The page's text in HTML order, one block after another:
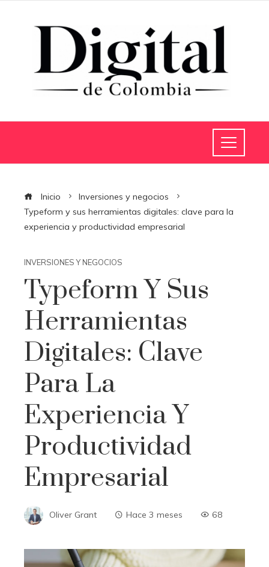
Inicio
Inversiones y negocios
Typeform y sus herramientas digitales: clave para la
experiencia y productividad empresarial
INVERSIONES Y NEGOCIOS
Typeform Y Sus
Herramientas
Digitales: Clave
Para La
Experiencia Y
Productividad
Empresarial
Oliver Grant Hace 3 meses 68